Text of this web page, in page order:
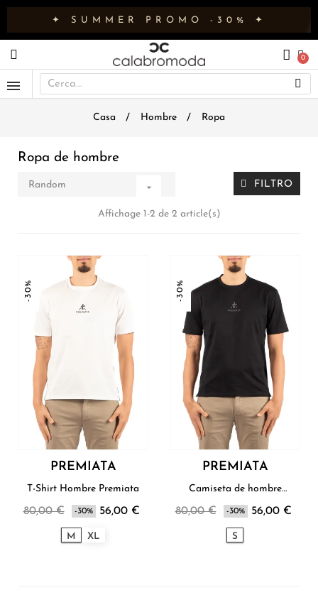
✦ SUMMER PROMO -30% ✦
Casa Hombre Ropa
Ropa de hombre
Random  FILTRO
Affichage 1-2 de 2 article(s)
-30%
PREMIATA
T-Shirt Hombre Premiata
80,00 € -30% 56,00 €
M XL
-30%
PREMIATA
Camiseta de hombre
80,00 € -30% 56,00 €
S